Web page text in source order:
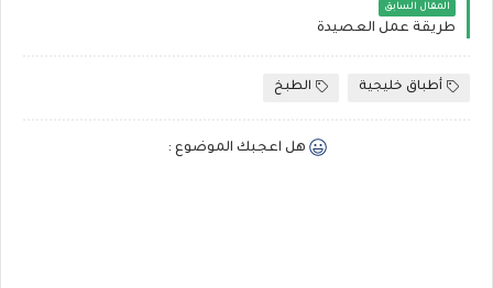
المقال السابق
طريقة عمل العصيدة
أطباق خليجية الطبخ
هل اعجبك الموضوع :